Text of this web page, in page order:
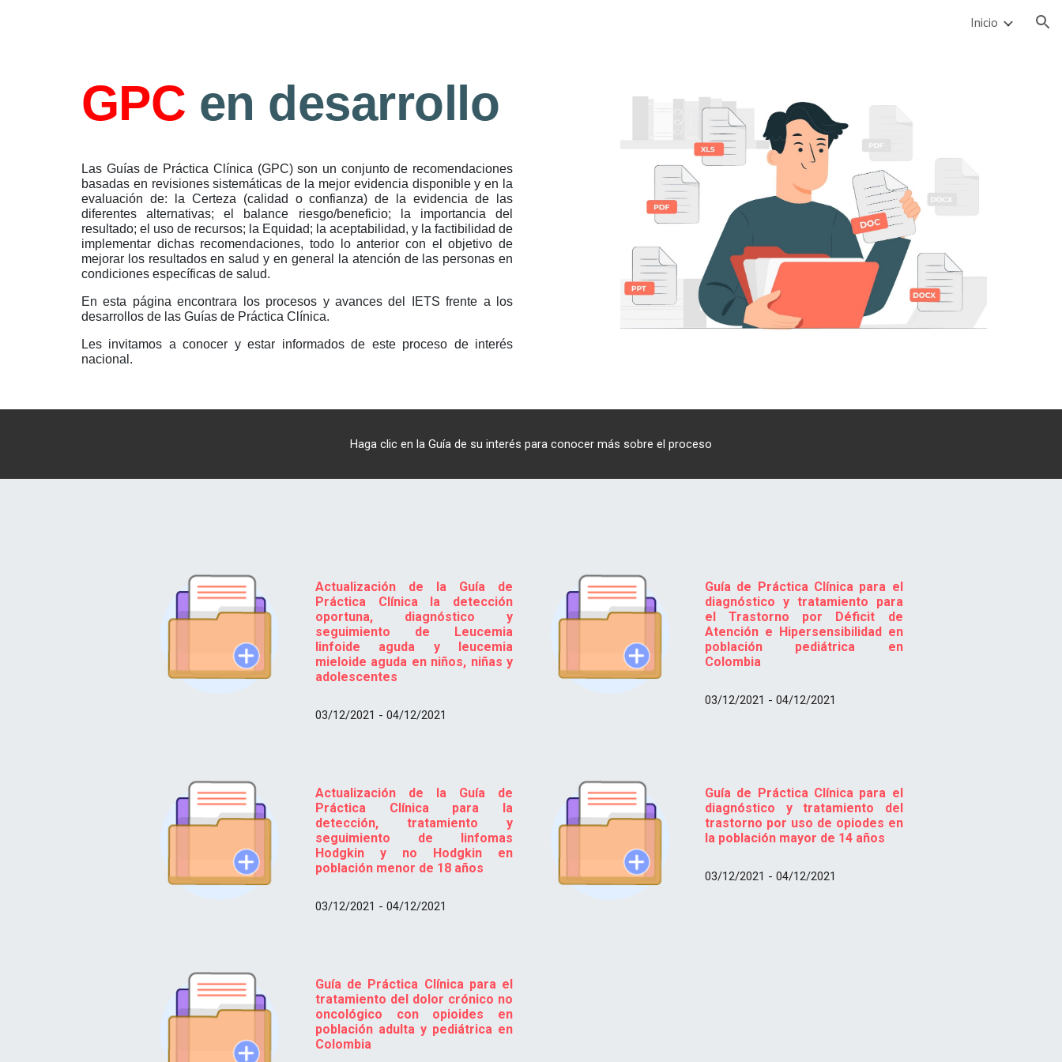
Inicio
GPC en desarrollo
Las Guías de Práctica Clínica (GPC) son un conjunto de recomendaciones
basadas en revisiones sistemáticas de la mejor evidencia disponible y en la
evaluación de: la Certeza (calidad o confianza) de la evidencia de las
diferentes alternativas; el balance riesgo/beneficio; la importancia del
resultado; el uso de recursos; la Equidad; la aceptabilidad, y la factibilidad de
implementar dichas recomendaciones, todo lo anterior con el objetivo de
mejorar los resultados en salud y en general la atención de las personas en
condiciones específicas de salud.
En esta página encontrara los procesos y avances del IETS frente a los
desarrollos de las Guías de Práctica Clínica.
Les invitamos a conocer y estar informados de este proceso de interés
nacional.
Haga clic en la Guía de su interés para conocer más sobre el proceso
Actualización de la Guía de
Práctica Clínica la detección
oportuna, diagnóstico y
seguimiento de Leucemia
linfoide aguda y leucemia
mieloide aguda en niños, niñas y
adolescentes
03/12/2021 - 04/12/2021
Guía de Práctica Clínica para el
diagnóstico y tratamiento para
el Trastorno por Déficit de
Atención e Hipersensibilidad en
población pediátrica en
Colombia
03/12/2021 - 04/12/2021
Actualización de la Guía de
Práctica Clínica para la
detección, tratamiento y
seguimiento de linfomas
Hodgkin y no Hodgkin en
población menor de 18 años
03/12/2021 - 04/12/2021
Guía de Práctica Clínica para el
diagnóstico y tratamiento del
trastorno por uso de opiodes en
la población mayor de 14 años
03/12/2021 - 04/12/2021
Guía de Práctica Clínica para el
tratamiento del dolor crónico no
oncológico con opioides en
población adulta y pediátrica en
Colombia